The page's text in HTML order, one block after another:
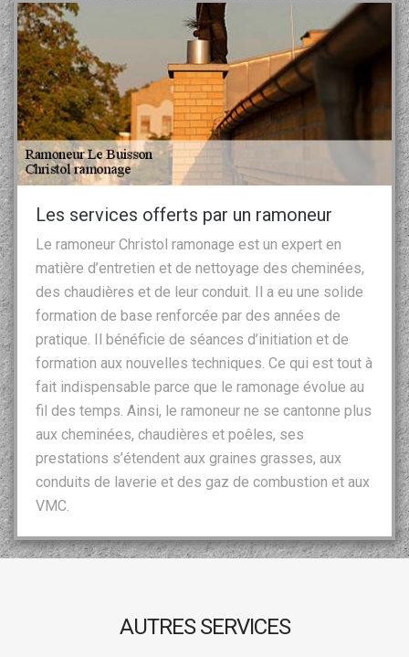
Les services offerts par un ramoneur
Le ramoneur Christol ramonage est un expert en
matière d’entretien et de nettoyage des cheminées,
des chaudières et de leur conduit. Il a eu une solide
formation de base renforcée par des années de
pratique. Il bénéficie de séances d’initiation et de
formation aux nouvelles techniques. Ce qui est tout à
fait indispensable parce que le ramonage évolue au
fil des temps. Ainsi, le ramoneur ne se cantonne plus
aux cheminées, chaudières et poêles, ses
prestations s’étendent aux graines grasses, aux
conduits de laverie et des gaz de combustion et aux
VMC.
AUTRES SERVICES